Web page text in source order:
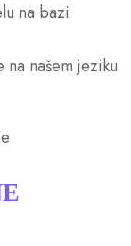
na bazi
na našem jeziku